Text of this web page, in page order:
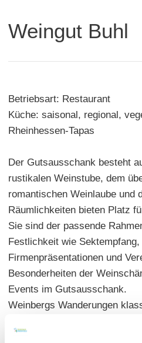
Weingut Buhl
Betriebsart: Restaurant
Küche: saisonal, regional,
Rheinhessen-Tapas
Der Gutsausschank besteht
rustikalen Weinstube, dem
romantischen Weinlaube und
Räumlichkeiten bieten Platz
Sie sind der passende
Festlichkeit wie
Firmenpräsentationen und
Besonderheiten der
Events im Gutsausschank.
Weinbergs Wanderungen
Wein“. Besondere Wünsche
von Lebensmitteln werden